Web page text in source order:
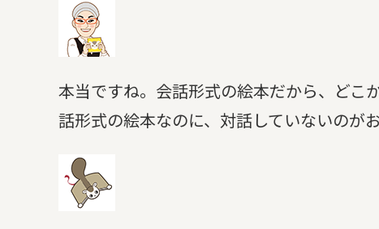
本当ですね。会話形式の絵本だから、どこ
話形式の絵本なのに、対話していないのが